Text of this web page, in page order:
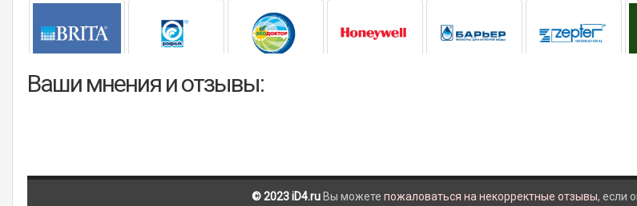
Ваши мнения и отзывы:
© 2023 iD4.ru Вы можете пожаловаться на некорректные отзывы, если